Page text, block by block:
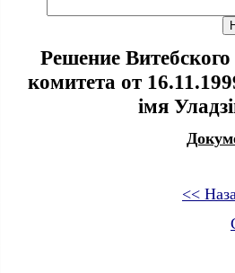
Решение
комитета от
iмя
<<